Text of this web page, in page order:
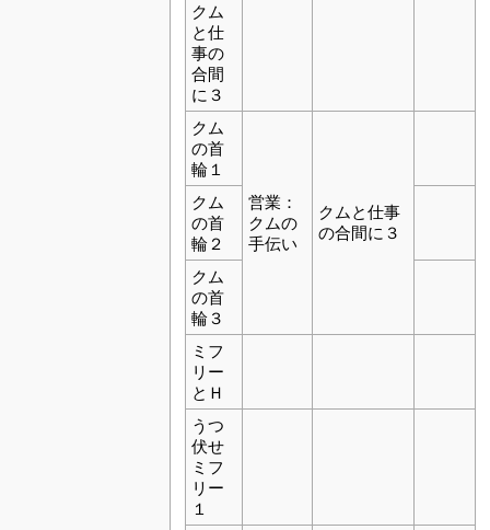
クム
と仕
事の
合間
に３
クム
の首
輪１
営業：
クムの
手伝い
クムと仕事
の合間に３
クム
の首
輪２
クム
の首
輪３
ミフ
リー
とＨ
うつ
伏せ
ミフ
リー
１